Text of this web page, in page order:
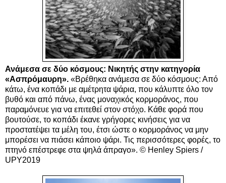
Ανάμεσα σε δύο κόσμους: Νικητής στην κατηγορία
«Ασπρόμαυρη». «Βρέθηκα ανάμεσα σε δύο κόσμους: Από
κάτω, ένα κοπάδι με αμέτρητα ψάρια, που κάλυπτε όλο τον
βυθό και από πάνω, ένας μοναχικός κορμοράνος, που
παραμόνευε για να επιτεθεί στον στόχο. Κάθε φορά που
βουτούσε, το κοπάδι έκανε γρήγορες κινήσεις για να
προστατέψει τα μέλη του, έτσι ώστε ο κορμοράνος να μην
μπορέσει να πιάσει κάποιο ψάρι. Τις περισσότερες φορές, το
πτηνό επέστρεφε στα ψηλά άπραγο». © Henley Spiers /
UPY2019